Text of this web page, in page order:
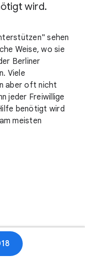
wird.
sehen
Weise, wo sie
Berliner
Viele
aber oft nicht
jeder Freiwillige
benötigt wird
meisten